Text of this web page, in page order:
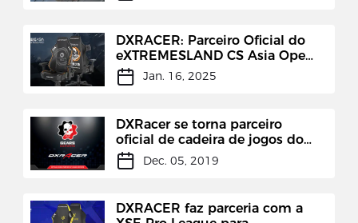
DXRACER: Parceiro Oficial do
eXTREMESLAND CS Asia Open
2024 Shanghai Finals
Jan. 16, 2025
DXRacer se torna parceiro
oficial de cadeira de jogos do
Gears 5 Esports
Dec. 05, 2019
DXRACER faz parceria com a